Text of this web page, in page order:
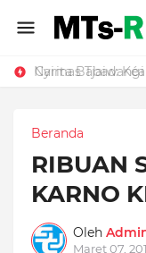
Carita Babad:
Nyimas
Beranda
RIBUAN
KARNO
Oleh
Maret 07,